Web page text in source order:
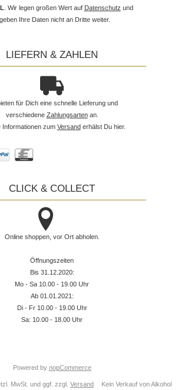
. Wir legen großen Wert auf Datenschutz und
geben Ihre Daten nicht an Dritte weiter.
LIEFERN & ZAHLEN
für Dich eine schnelle Lieferung und
verschiedene Zahlungsartenan.
Informationen zum Versanderhälst Du hier.
CLICK & COLLECT
Online shoppen, vor Ort abholen.
Öffnungszeiten
Bis 31.12.2020:
Mo - Sa 10.00 - 19.00 Uhr
Ab 01.01.2021:
Di - Fr 10.00 - 19.00 Uhr
Sa: 10.00 - 18.00 Uhr
Powered by nopCommerce
MwSt. und ggf. zzgl. Versand
Kein Verkauf von Alkohol